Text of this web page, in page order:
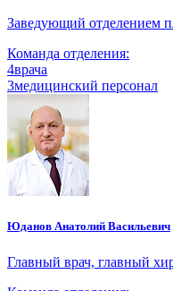
Заведующий отделением
Команда отделения:
4врача
3медицинский персонал
Юданов Анатолий Васильевич
Главный врач, главный